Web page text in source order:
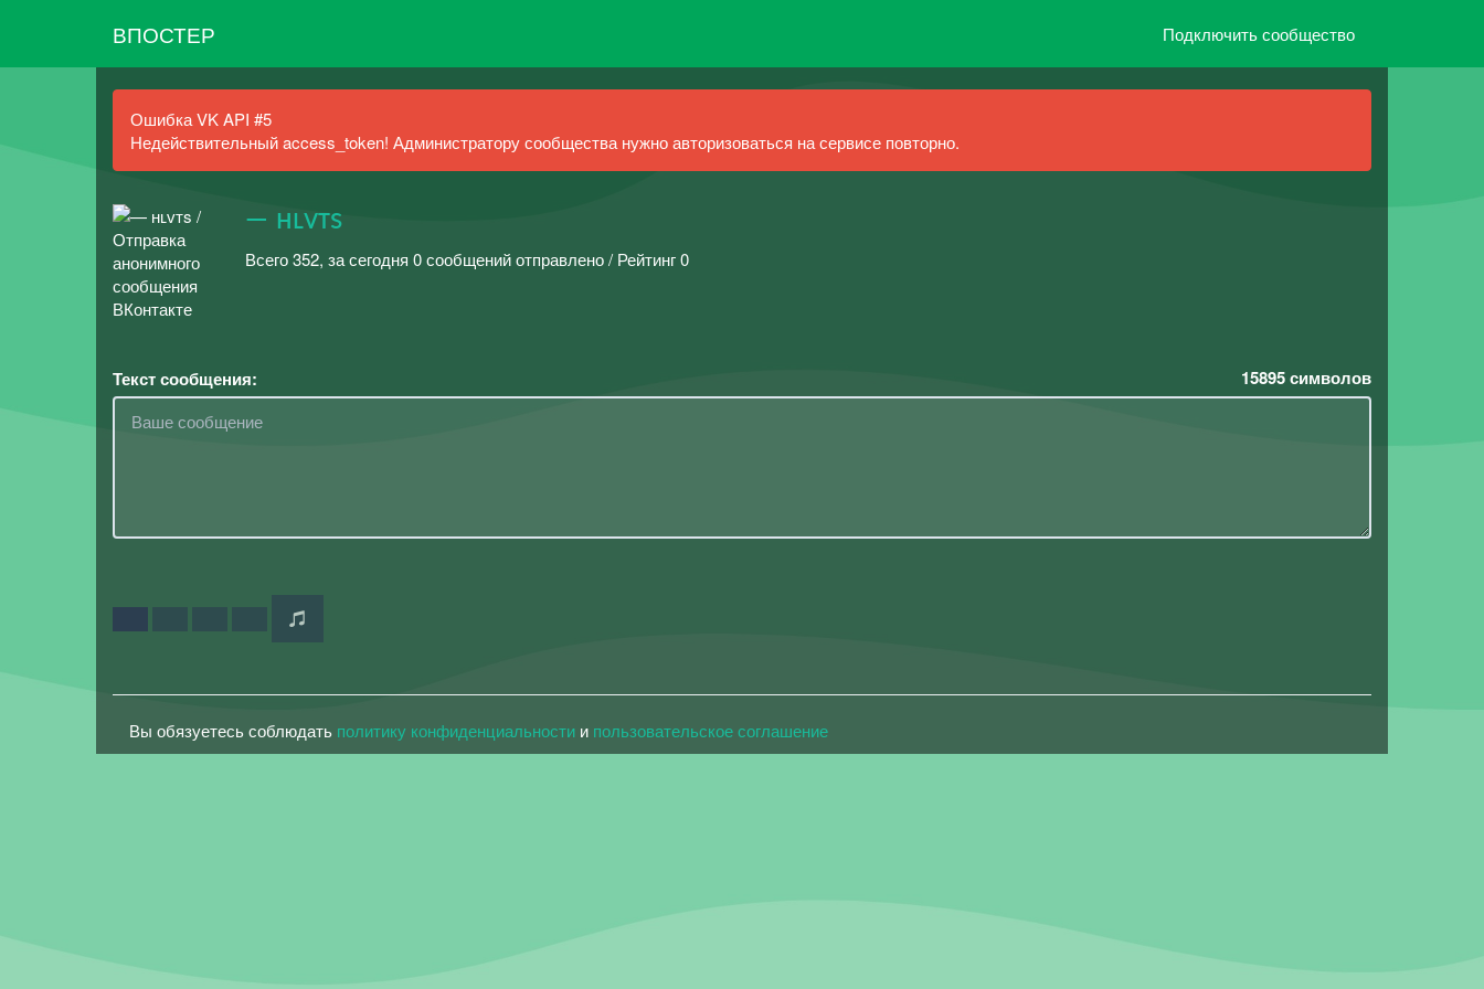
ВПОСТЕР Подключить сообщество
Ошибка VK API #5
Недействительный access_token! Администратору сообщества нужно авторизоваться на сервисе повторно.
— ʜʟᴠᴛs
Всего 352, за сегодня 0 сообщений отправлено / Рейтинг 0
Текст сообщения: 15895символов
Вы обязуетесь соблюдать политику конфиденциальности и пользовательское соглашение